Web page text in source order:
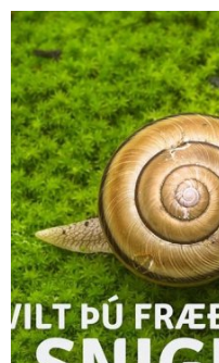
greiða úr
önnur byrjar. En allt hefst
skýrist með hverju árinu.